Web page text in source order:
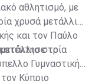
αθλητισμό, με
χρυσά μετάλλια
και τον Παύλο
στο
τρία
Γυμναστικής
Κύπριο